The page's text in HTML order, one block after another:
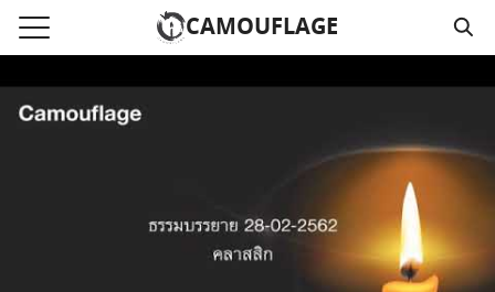
Skip
CAMOUFLAGE
for: